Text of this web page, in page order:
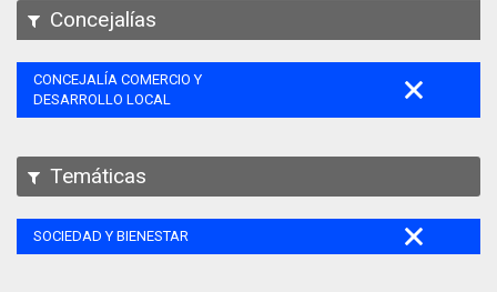
Concejalías
CONCEJALÍA COMERCIO Y
DESARROLLO LOCAL
Temáticas
SOCIEDAD Y BIENESTAR